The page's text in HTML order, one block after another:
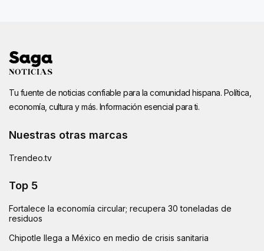
Tu fuente de noticias confiable para la comunidad hispana. Política,
economía, cultura y más. Información esencial para ti.
Nuestras otras marcas
Trendeo.tv
Top 5
Fortalece la economía circular; recupera 30 toneladas de
residuos
Chipotle llega a México en medio de crisis sanitaria